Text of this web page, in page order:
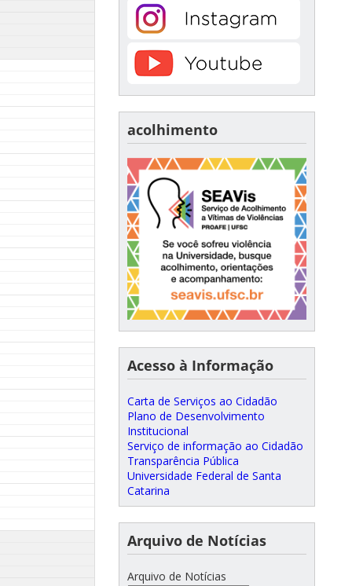
acolhimento
Acesso à Informação
Carta de Serviços ao Cidadão
Plano de Desenvolvimento
Institucional
Serviço de informação ao Cidadão
Transparência Pública
Universidade Federal de Santa
Catarina
Arquivo de Notícias
Arquivo de Notícias